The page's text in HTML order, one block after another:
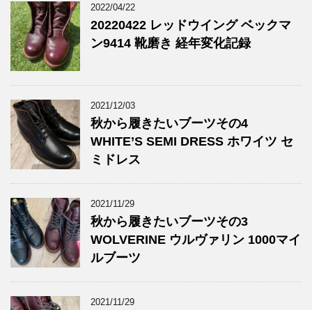
2022/04/22
20220422 レッドウイング ベックマ
ン9414 靴磨き 経年変化記録
2021/12/03
秋から履きたいブーツその4
WHITE’S SEMI DRESS ホワイツ セ
ミドレス
2021/11/29
秋から履きたいブーツその3
WOLVERINE ウルヴァリン 1000マイ
ルブーツ
2021/11/29